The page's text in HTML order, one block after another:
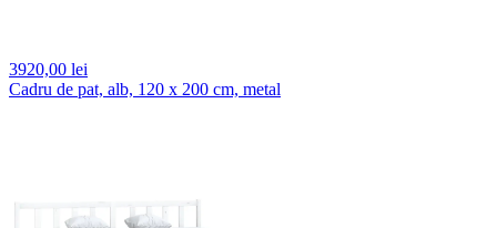
3920,00 lei
Cadru de pat, alb, 120 x 200 cm, metal